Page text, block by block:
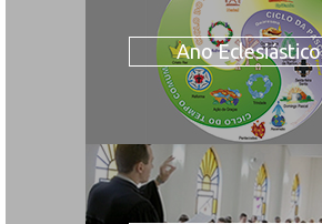
Ano Eclesiástico